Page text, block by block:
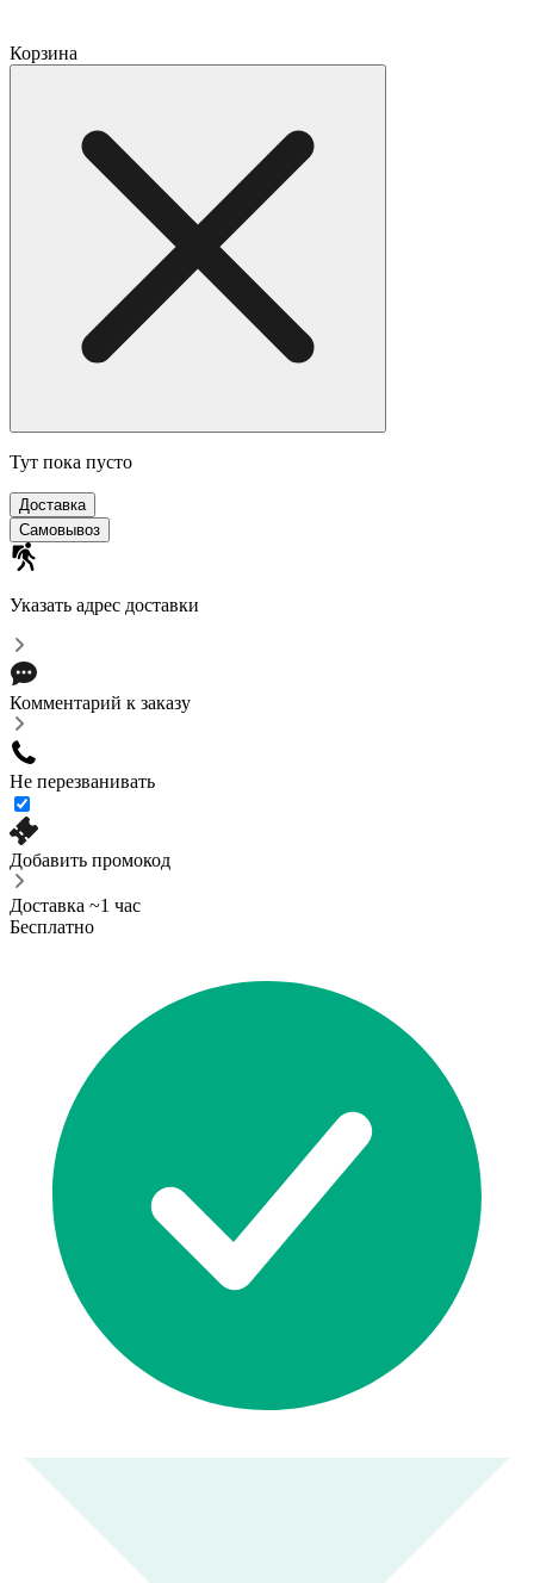
Корзина
Тут пока пусто
Доставка
Cамовывоз
Указать адрес доставки
Комментарий к заказу
Не перезванивать
Добавить промокод
Доставка ~1 час
Бесплатно